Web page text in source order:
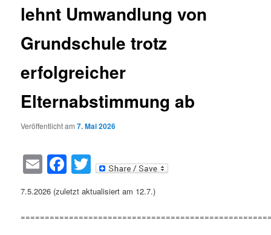
lehnt Umwandlung von
Grundschule trotz
erfolgreicher
Elternabstimmung ab
Veröffentlicht am7. Mai 2026
EmailFacebook
Twitter
7.5.2026 (zuletzt aktualisiert am 12.7.)